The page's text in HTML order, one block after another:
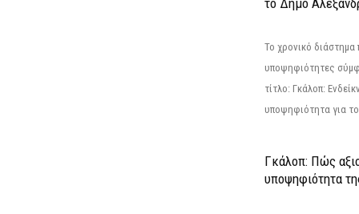
Το χρονικό διάστημα
υποψηφιότητες
τίτλο: Γκάλοπ:
υποψηφιότητα για
Γκάλοπ: Πώς
υποψηφιότητα